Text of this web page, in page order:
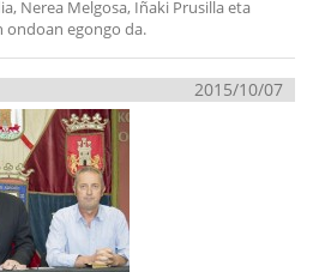
Nerea Melgosa, Iñaki Prusilla eta
ondoan egongo da.
2015/10/07